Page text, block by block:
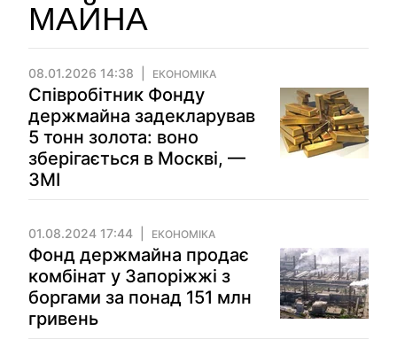
МАЙНА
08.01.2026 14:38 ЕКОНОМІКА
Співробітник Фонду
держмайна задекларував
5 тонн золота: воно
зберігається в Москві, —
ЗМІ
01.08.2024 17:44 ЕКОНОМІКА
Фонд держмайна продає
комбінат у Запоріжжі з
боргами за понад 151 млн
гривень